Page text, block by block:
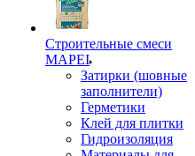
Строительные смеси
MAPEI
Затирки (шовные
заполнители)
Герметики
Клей для плитки
Гидроизоляция